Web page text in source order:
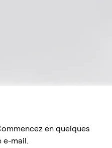
en quelques
e-mail.